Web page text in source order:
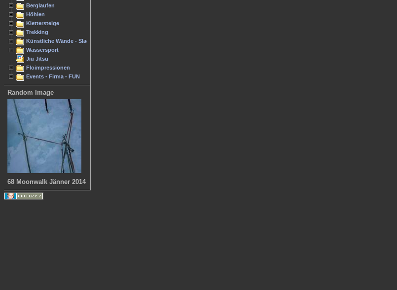
Berglaufen
Höhlen
Klettersteige
Trekking
Künstliche Wände - Slacken
Wassersport
Jiu Jitsu
Floimpressionen
Events - Firma - FUN
Random Image
68 Moonwalk Jänner 2014